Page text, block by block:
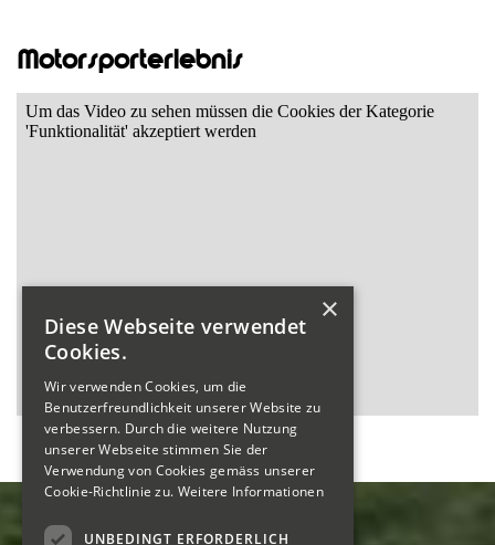
Motorsporterlebnis
×
Diese Webseite verwendet
Cookies.
Wir verwenden Cookies, um die
Benutzerfreundlichkeit unserer Website zu
verbessern. Durch die weitere Nutzung
unserer Webseite stimmen Sie der
Verwendung von Cookies gemäss unserer
Cookie-Richtlinie zu. Weitere Informationen
UNBEDINGT ERFORDERLICH